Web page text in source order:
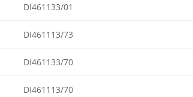
DI461133/01
DI461113/73
DI461133/70
DI461113/70